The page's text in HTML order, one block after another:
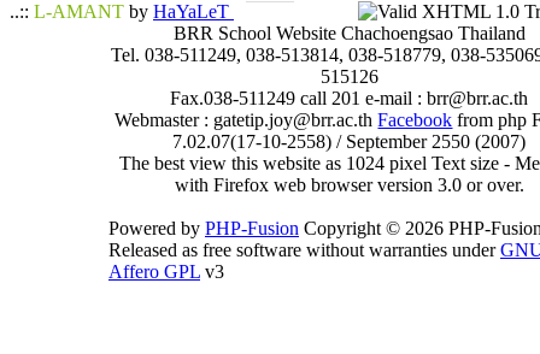
..:: L-AMANT by HaYaLeT
BRR School Website Chachoengsao Thailand
Tel. 038-511249, 038-513814, 038-518779, 038-
515126
Fax.038-511249 call 201 e-mail : brr@brr.ac.th
Webmaster : gatetip.joy@brr.ac.thFacebook from php
7.02.07(17-10-2558) / September 2550 (2007)
The best view this website as 1024 pixel Text size -
with Firefox web browser version 3.0 or over.
Powered by PHP-Fusion Copyright © 2026 PHP-
Released as free software without warranties under
Affero GPL v3